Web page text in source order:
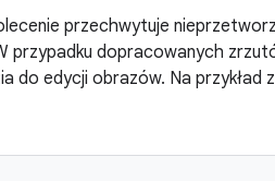
przechwytuje
przypadku dopracowanych
do edycji obrazów. Na przykład